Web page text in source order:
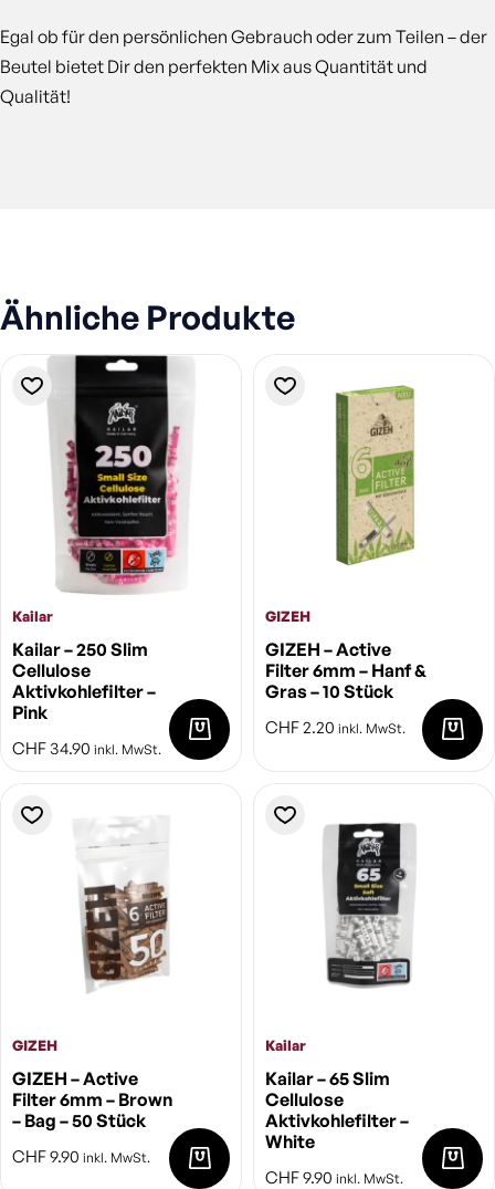
Egal ob für den persönlichen Gebrauch oder zum Teilen – der
Beutel bietet Dir den perfekten Mix aus Quantität und
Qualität!
Ähnliche Produkte
Kailar
Kailar – 250 Slim
Cellulose
Aktivkohlefilter –
Pink
CHF 34.90 inkl. MwSt.
GIZEH
GIZEH – Active
Filter 6mm – Hanf &
Gras – 10 Stück
CHF2.20 inkl. MwSt.
GIZEH
GIZEH – Active
Filter 6mm – Brown
– Bag – 50 Stück
CHF9.90 inkl. MwSt.
Kailar
Kailar – 65 Slim
Cellulose
Aktivkohlefilter –
White
CHF9.90 inkl. MwSt.